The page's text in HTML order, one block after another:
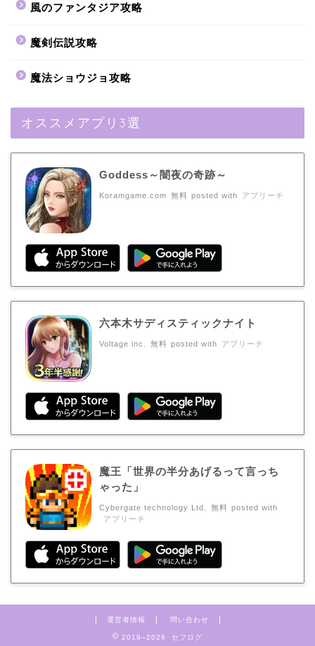
風のファンタジア攻略
魔剣伝説攻略
魔法ショウジョ攻略
オススメアプリ3選
Goddess～闇夜の奇跡～
Koramgame.com 無料 posted with アプリーチ
六本木サディスティックナイト
Voltage inc. 無料 posted with アプリーチ
魔王「世界の半分あげるって言っち
ゃった」
Cybergate technology Ltd. 無料 posted with
アプリーチ
運営者情報 問い合わせ
2019–2026 セフログ